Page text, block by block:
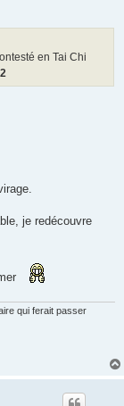
en Tai Chi
je redécouvre
qui ferait passer